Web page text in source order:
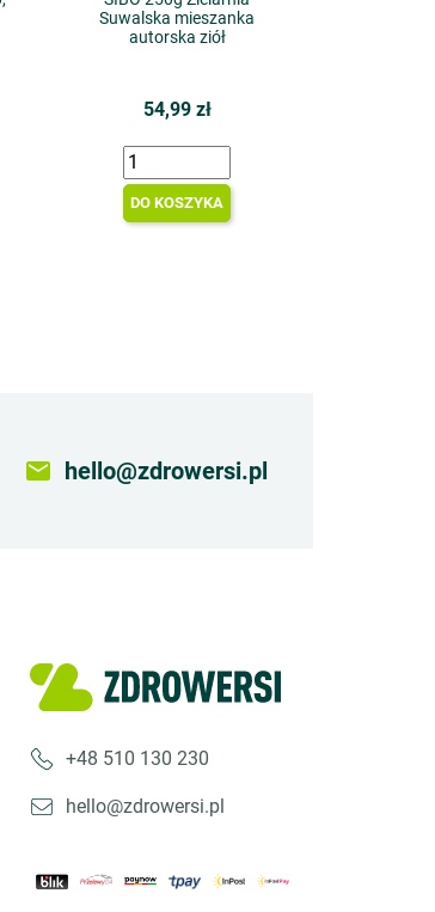
Suwalska mieszanka
autorska ziół
54,99 zł
DO KOSZYKA
email hello@zdrowersi.pl
+48 510 130 230
hello@zdrowersi.pl